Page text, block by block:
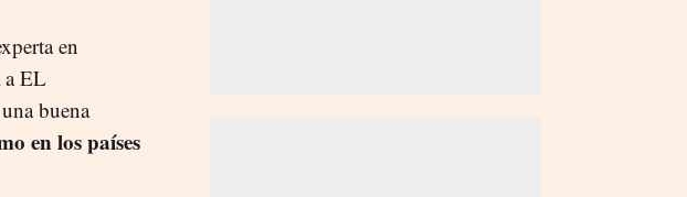
en
a EL
buena
en los países